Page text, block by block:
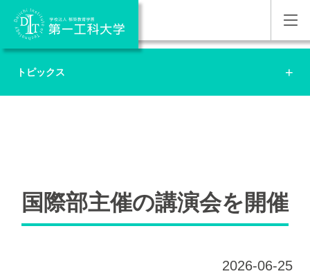
トピックス
国際部主催の講演会を開催
2026-06-25